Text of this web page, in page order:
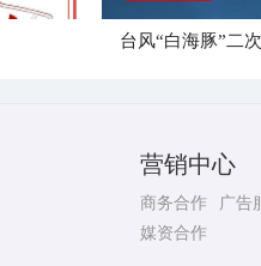
台风“白海豚”二
营销中心
商务合作
广告
媒资合作